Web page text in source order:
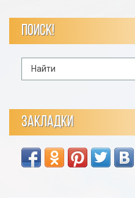
ПОИСК!
ЗАКЛАДКИ